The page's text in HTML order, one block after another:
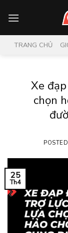
TRANG CHỦ
Xe
chọn
25
Th4